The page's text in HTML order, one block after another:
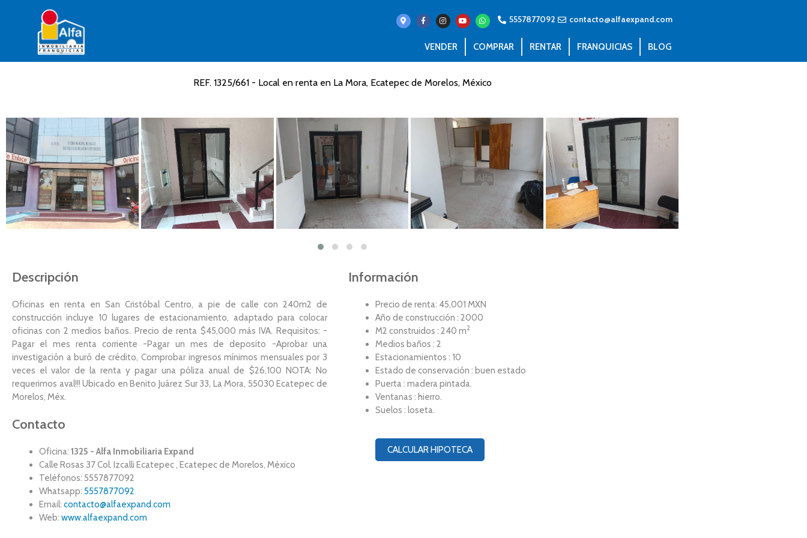
5557877092 contacto@alfaexpand.com
VENDER COMPRAR RENTAR FRANQUICIAS BLOG
REF. 1325/661 - Local en renta en La Mora, Ecatepec de Morelos, México
Descripción
Oficinas en renta en San Cristóbal Centro, a pie de calle con 240m2 de
construcción incluye 10 lugares de estacionamiento, adaptado para colocar
oficinas con 2 medios baños. Precio de renta $45,000 más IVA. Requisitos: -
Pagar el mes renta corriente -Pagar un mes de deposito -Aprobar una
investigación a buró de crédito, Comprobar ingresos mínimos mensuales por 3
veces el valor de la renta y pagar una póliza anual de $26,100 NOTA: No
requerimos aval!!! Ubicado en Benito Juárez Sur 33, La Mora, 55030 Ecatepec de
Morelos, Méx.
Contacto
Oficina: 1325 - Alfa Inmobiliaria Expand
Calle Rosas 37 Col. Izcalli Ecatepec , Ecatepec de Morelos, México
Teléfonos: 5557877092
Whatsapp: 5557877092
Email: contacto@alfaexpand.com
Web: www.alfaexpand.com
Información
Precio de renta: 45,001 MXN
Año de construcción : 2000
M2 construidos : 240 m2
Medios baños : 2
Estacionamientos : 10
Estado de conservación : buen estado
Puerta : madera pintada.
Ventanas : hierro.
Suelos : loseta.
CALCULAR HIPOTECA